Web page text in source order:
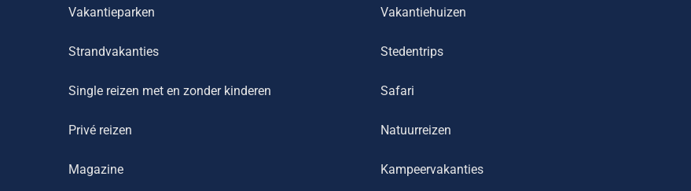
Vakantieparken Vakantiehuizen
Strandvakanties Stedentrips
Single reizen met en zonder kinderen Safari
Privé reizen Natuurreizen
Magazine Kampeervakanties